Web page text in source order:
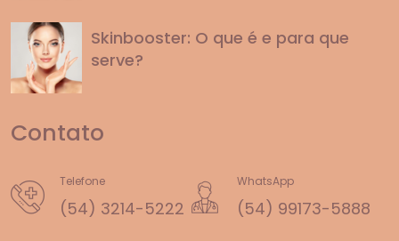
Skinbooster: O que é e para que
serve?
Contato
Telefone
(54) 3214-5222
WhatsApp
(54) 99173-5888